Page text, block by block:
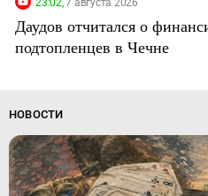
Даудов отчитался о
подтопленцев в Чечне
НОВОСТИ